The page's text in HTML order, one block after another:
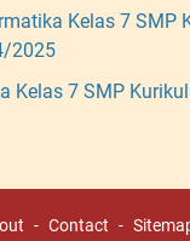
Kelas 7 SMP
2025
Kelas 7 SMP
Contact